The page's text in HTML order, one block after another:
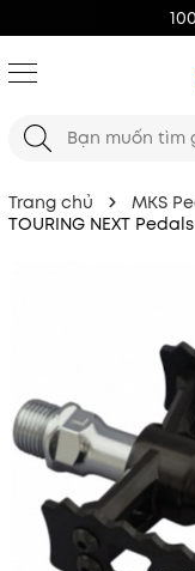
Trang chủ MKS
TOURING NEXT Pedals